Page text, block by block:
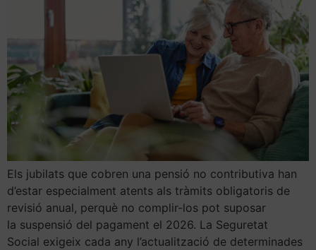
Els jubilats que cobren una pensió no contributiva han
d’estar especialment atents als tràmits obligatoris de
revisió anual, perquè no complir-los pot suposar
la suspensió del pagament el 2026. La Seguretat
Social exigeix cada any l’actualització de determinades